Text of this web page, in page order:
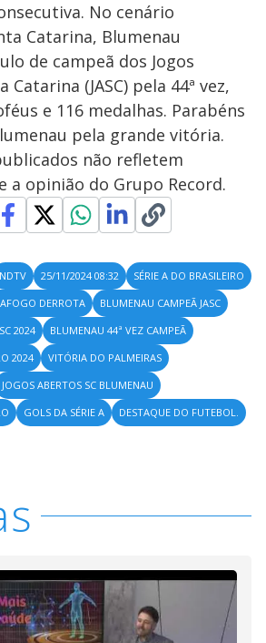
No cenário
Catarina, Blumenau
de campeã dos Jogos
(JASC) pela 44ª vez,
e 116 medalhas. Parabéns
pela grande vitória.
não refletem
a opinião do Grupo Record.
NDTV 25/11/2024 08:32
SÉRIE A DO BRASILEIRO
DERROTA
BLUMENAU CAMPEÃ JASC
2024
BLUMENAU 44ª VEZ CAMPEÃ
2024
VITÓRIA DO PALMEIRAS
JOGOS ABERTOS SC BLUMENAU
GOLS DA SÉRIE A
DESTAQUE DO FUTEBOL.